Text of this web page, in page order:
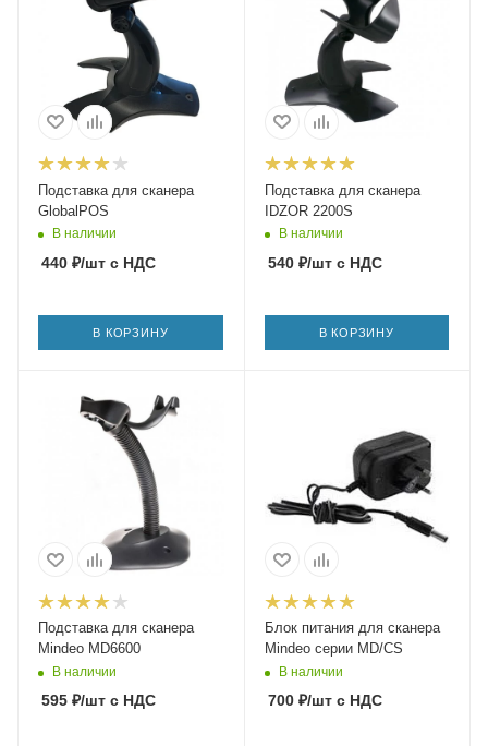
Подставка для сканера
GlobalPOS
В наличии
440 ₽/шт с НДС
В КОРЗИНУ
Подставка для сканера
IDZOR 2200S
В наличии
540₽/штс НДС
В КОРЗИНУ
Подставка для сканера
Mindeo MD6600
В наличии
595 ₽/шт с НДС
Блок питания для сканера
Mindeo серии MD/CS
В наличии
700₽/штс НДС